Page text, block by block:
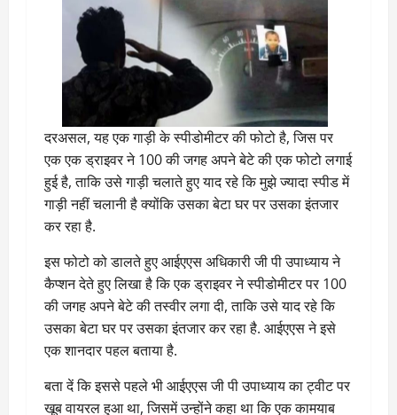
दरअसल, यह एक गाड़ी के स्पीडोमीटर की फोटो है, जिस पर
एक एक ड्राइवर ने 100 की जगह अपने बेटे की एक फोटो लगाई
हुई है, ताकि उसे गाड़ी चलाते हुए याद रहे कि मुझे ज्यादा स्पीड में
गाड़ी नहीं चलानी है क्योंकि उसका बेटा घर पर उसका इंतजार
कर रहा है.
इस फोटो को डालते हुए आईएएस अधिकारी जी पी उपाध्याय ने
कैप्शन देते हुए लिखा है कि एक ड्राइवर ने स्पीडोमीटर पर 100
की जगह अपने बेटे की तस्वीर लगा दी, ताकि उसे याद रहे कि
उसका बेटा घर पर उसका इंतजार कर रहा है. आईएएस ने इसे
एक शानदार पहल बताया है.
बता दें कि इससे पहले भी आईएएस जी पी उपाध्याय का ट्वीट पर
खूब वायरल हुआ था, जिसमें उन्होंने कहा था कि एक कामयाब